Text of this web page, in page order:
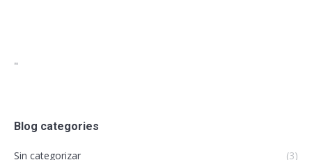
"
Blog categories
Sin categorizar (3)